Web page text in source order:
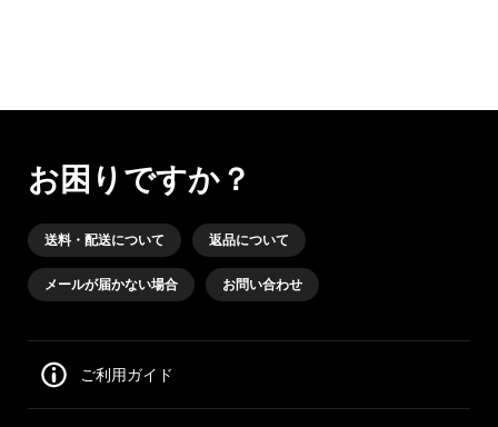
お困りですか？
送料・配送について 返品について
メールが届かない場合 お問い合わせ
ご利用ガイド